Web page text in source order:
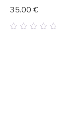
35.00 €